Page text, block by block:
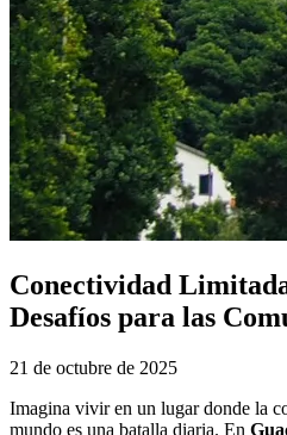
Conectividad
Desafíos para las
21 de octubre de 2025
Imagina vivir en un lugar donde la
mundo es una batalla diaria. En